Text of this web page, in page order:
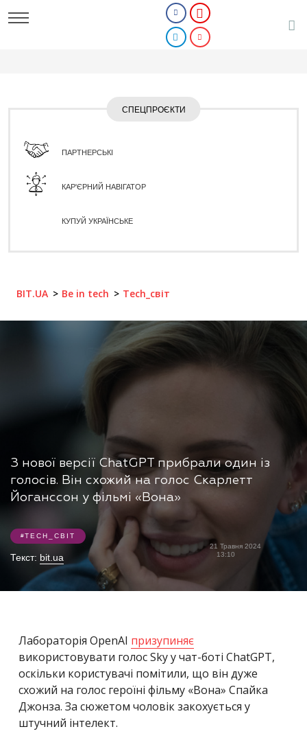
СПЕЦПРОЄКТИ
ПАРТНЕРСЬКІ
КАР'ЄРНИЙ НАВІГАТОР
КУПУЙ УКРАЇНСЬКЕ
BIT.UA Be in tech Tech_світ
З нової версії ChatGPT прибрали один із
голосів. Він схожий на голос Скарлетт
Йоганссон у фільмі «Вона»
TECH_СВІТ
Текст: bit.ua
21 Травня 2024
13:10
Лабораторія OpenAI призупиняє
використовувати голос Sky у чат-боті ChatGPT,
оскільки користувачі помітили, що він дуже
схожий на голос героїні фільму «Вона» Спайка
Джонза. За сюжетом чоловік закохується у
штучний інтелект.